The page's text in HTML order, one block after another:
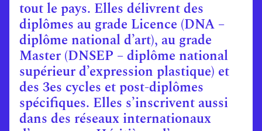
tout le pays. Elles délivrent des
diplômes au grade Licence (DNA –
diplôme national d’art), au grade
Master (DNSEP – diplôme national
supérieur d’expression plastique) et
des 3es cycles et post-diplômes
spécifiques. Elles s’inscrivent aussi
dans des réseaux internationaux